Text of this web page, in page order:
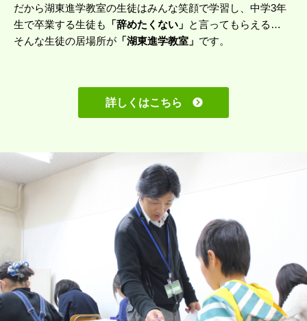
だから湖東進学教室の生徒はみんな笑顔で学習し、中学3年
生で卒業する生徒も
「辞めたくない」 と言ってもらえる…
そんな生徒の居場所が 「湖東進学教室」 です。
詳しくはこちら